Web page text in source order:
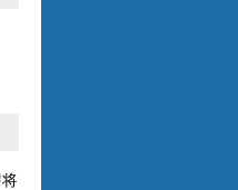
奔五的年纪，健康才是最重要